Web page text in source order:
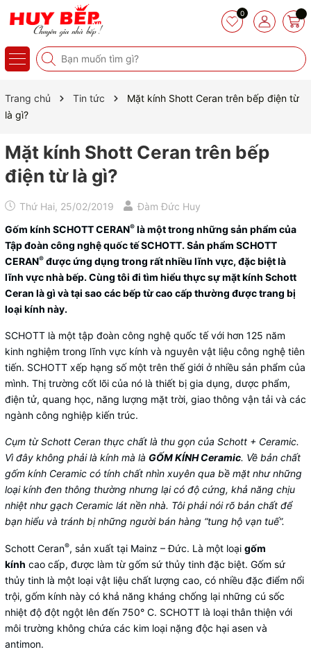
0
Trang chủ Tin tức
Mặt kính Shott Ceran trên bếp điện từ
là gì?
Mặt kính Shott Ceran trên bếp
điện từ là gì?
Thứ Hai, 25/02/2019
Đàm Đức Huy
Gốm kính SCHOTT CERAN® là một trong những sản phẩm của
Tập đoàn công nghệ quốc tế SCHOTT. Sản phẩm SCHOTT
CERAN® được ứng dụng trong rất nhiều lĩnh vực, đặc biệt là
lĩnh vực nhà bếp. Cùng tôi đi tìm hiểu thực sự mặt kính Schott
Ceran là gì và tại sao các bếp từ cao cấp thường được trang bị
loại kính này.
SCHOTT là một tập đoàn công nghệ quốc tế với hơn 125 năm
kinh nghiệm trong lĩnh vực kính và nguyên vật liệu công nghệ tiên
tiến. SCHOTT xếp hạng số một trên thế giới ở nhiều sản phẩm của
mình. Thị trường cốt lõi của nó là thiết bị gia dụng, dược phẩm,
điện tử, quang học, năng lượng mặt trời, giao thông vận tải và các
ngành công nghiệp kiến ​​trúc.
Cụm từ Schott Ceran thực chất là thu gọn của Schott + Ceramic.
Vì đây không phải là kính mà là GỐM KÍNH Ceramic. Về bản chất
gốm kính Ceramic có tính chất nhìn xuyên qua bề mặt như những
loại kính đen thông thường nhưng lại có độ cứng, khả năng chịu
nhiệt như gạch Ceramic lát nền nhà. Tôi phải nói rõ bản chất để
bạn hiểu và tránh bị những người bán hàng “tung hộ vạn tuế”.
Schott Ceran®, sản xuất tại Mainz – Đức. Là một loại gốm
kính cao cấp, được làm từ gốm sứ thủy tinh đặc biệt. Gốm sứ
thủy tinh là một loại vật liệu chất lượng cao, có nhiều đặc điểm nổi
trội, gốm kính này có khả năng kháng chống lại những cú sốc
nhiệt độ đột ngột lên đến 750° C. SCHOTT là loại thân thiện với
môi trường không chứa các kim loại nặng độc hại asen và
antimon.